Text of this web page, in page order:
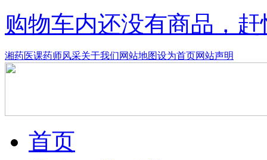
购物车内还没有商品，
湘药医课药师风采关于我们网站地图设为首页网站声明
首页